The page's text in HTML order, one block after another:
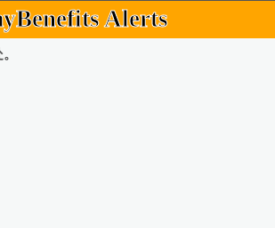
Alerts